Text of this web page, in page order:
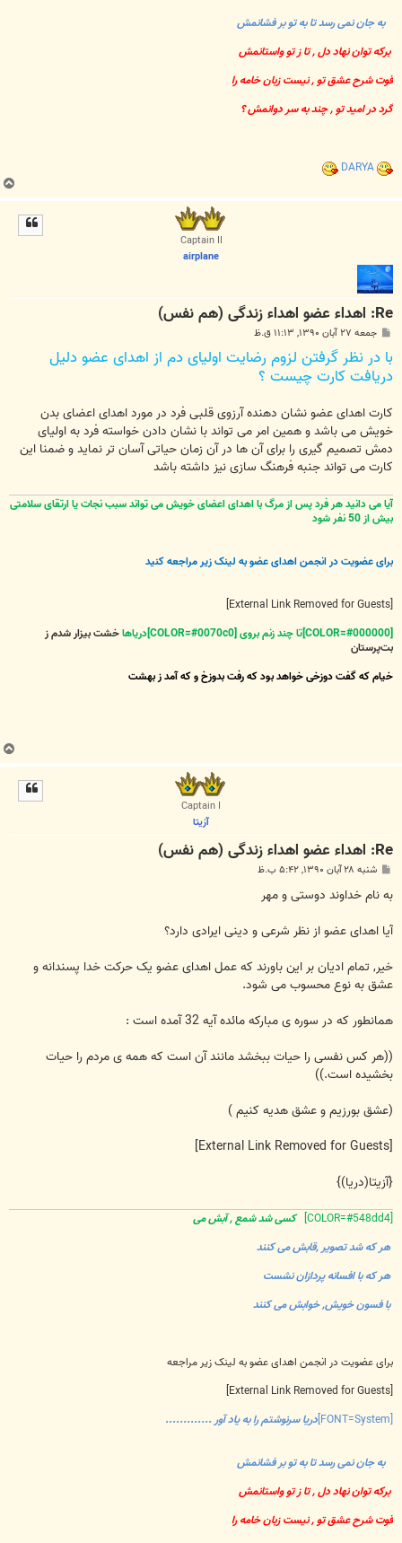
به جان نمی رسد تا به تو بر فشانمش
برکه توان نهاد دل , تا ز تو واستانمش
قوت شرح عشق تو , نیست زبان خامه را
گرد در امید تو , چند به سر دوانمش ؟
DARYA
ب
ا
Captain II
airplane
Re: اهداء عضو اهداء زندگی (هم نفس)
پ
ت
جمعه ۲۷ آبان ۱۳۹۰, ۱۱:۱۳ ق.ظ
با در نظر گرفتن لزوم رضایت اولیای دم از اهدای عضو دلیل
دریافت کارت چیست ؟
کارت اهدای عضو نشان دهنده آرزوی قلبی فرد در مورد اهدای اعضای بدن
خویش می باشد و همین امر می تواند با نشان دادن خواسته فرد به اولیای
دمش تصمیم گیری را برای آن ها در آن زمان حیاتی آسان تر نماید و ضمنا این
کارت می تواند جنبه فرهنگ سازی نیز داشته باشد
آیا می دانید هر فرد پس از مرگ با اهدای اعضای خویش می تواند سبب نجات یا ارتقای سلامتی
بیش از 50 نفر شود
برای عضویت در انجمن اهدای عضو به لینک زیر مراجعه کنید
خشت بیزار شدم ز
بت‌پرستان
خیام که گفت دوزخی خواهد بود که رفت بدوزخ و که آمد ز بهشت
ب
ا
Captain I
آزیتا
Re: اهداء عضو اهداء زندگی (هم نفس)
پ
ت
شنبه ۲۸ آبان ۱۳۹۰, ۵:۴۲ ب.ظ
به نام خداوند دوستی و مهر
آیا اهدای عضو از نظر شرعی و دینی ایرادی دارد؟
خیر, تمام ادیان بر این باورند که عمل اهدای عضو یک حرکت خدا پسندانه و
عشق به نوع محسوب می شود.
همانطور که در سوره ی مبارکه مائده آیه 32 آمده است :
((هر کس نفسی را حیات ببخشد مانند آن است که همه ی مردم را حیات
بخشیده است.))
(عشق بورزیم و عشق هدیه کنیم )
{آزیتا(دریا)}
کسی شد شمع , آبش می
هر که شد تصویر ,قابش می کنند
هر که با افسانه پردازان نشست
با فسون خویش, خوابش می کنند
برای عضویت در انجمن اهدای عضو به لینک زیر مراجعه
دریا سرنوشتم را به یاد آور .............
به جان نمی رسد تا به تو بر فشانمش
برکه توان نهاد دل , تا ز تو واستانمش
قوت شرح عشق تو , نیست زبان خامه را